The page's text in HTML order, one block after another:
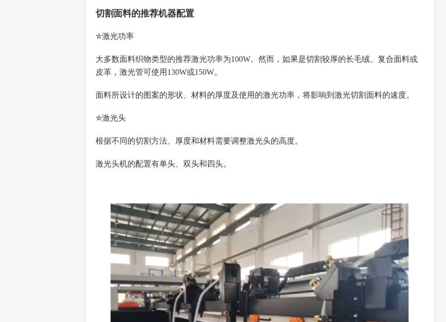
切割面料的推荐机器配置
✮激光功率
大多数面料织物类型的推荐激光功率为100W。然而，如果是切割较厚的长毛绒、复合面料或
皮革，激光管可使用130W或150W。
面料所设计的图案的形状、材料的厚度及使用的激光功率，将影响到激光切割面料的速度。
✮激光头
根据不同的切割方法、厚度和材料需要调整激光头的高度。
激光头机的配置有单头、双头和四头。